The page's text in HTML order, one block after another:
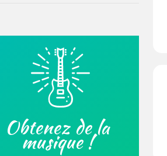
Obtenez de la
musique !